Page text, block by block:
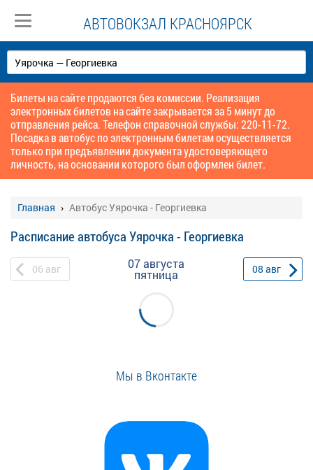
АВТОВОКЗАЛ КРАСНОЯРСК
Билеты на сайте продаются без комиссии. Реализация
электронных билетов на сайте закрывается за 5 минут до
отправления рейса. Телефон справочной службы: 220-11-72.
Посадка в автобус по электронным билетам осуществляется
только при предъявлении документа удостоверяющего
личность, на основании которого был оформлен билет.
Главная Автобус Уярочка - Георгиевка
Расписание автобуса Уярочка - Георгиевка
06 авг 07 августа
пятница 08 авг
Мы в Вконтакте